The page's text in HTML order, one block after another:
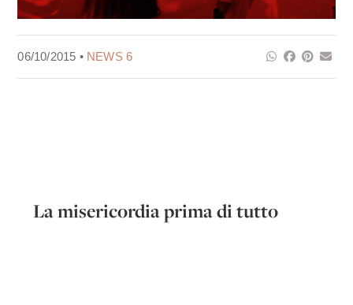
06/10/2015 • NEWS 6
La misericordia prima di tutto